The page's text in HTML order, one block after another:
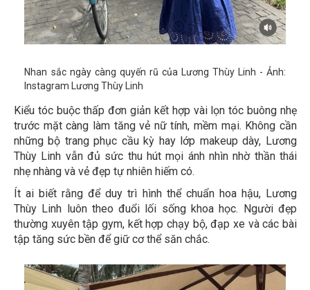
Nhan sắc ngày càng quyến rũ của Lương Thùy Linh - Ảnh:
Instagram Lương Thùy Linh
Kiểu tóc buộc thấp đơn giản kết hợp vài lọn tóc buông nhẹ
trước mặt càng làm tăng vẻ nữ tính, mềm mại. Không cần
những bộ trang phục cầu kỳ hay lớp makeup dày, Lương
Thùy Linh vẫn đủ sức thu hút mọi ánh nhìn nhờ thần thái
nhẹ nhàng và vẻ đẹp tự nhiên hiếm có.
Ít ai biết rằng để duy trì hình thể chuẩn hoa hậu, Lương
Thùy Linh luôn theo đuổi lối sống khoa học. Người đẹp
thường xuyên tập gym, kết hợp chạy bộ, đạp xe và các bài
tập tăng sức bền để giữ cơ thể săn chắc.